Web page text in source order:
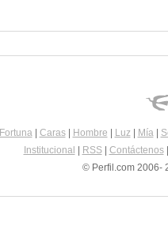
Fortuna| Caras| Hombre Luz| Mía|
Institucional
RSS| Contáctenos
© Perfil.com 2006-